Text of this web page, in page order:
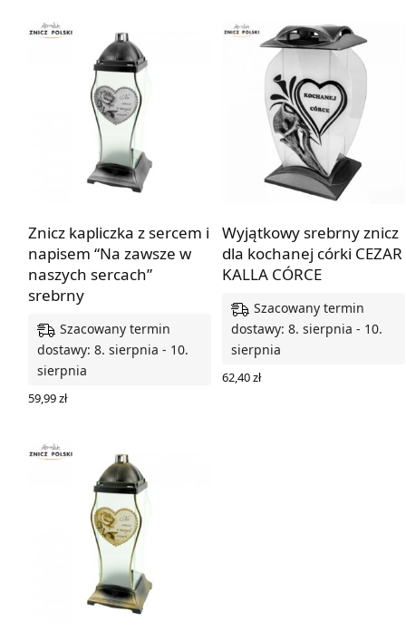
Znicz kapliczka z sercem i
napisem “Na zawsze w
naszych sercach”
srebrny
Szacowany termin
dostawy: 8. sierpnia - 10.
sierpnia
59,99zł
Wyjątkowy srebrny znicz
dla kochanej córki CEZAR
KALLA CÓRCE
Szacowany termin
dostawy: 8. sierpnia - 10.
sierpnia
62,40zł